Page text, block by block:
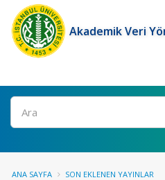
Akademik Veri
Ara
ANA SAYFA SON EKLENEN YAYINLAR